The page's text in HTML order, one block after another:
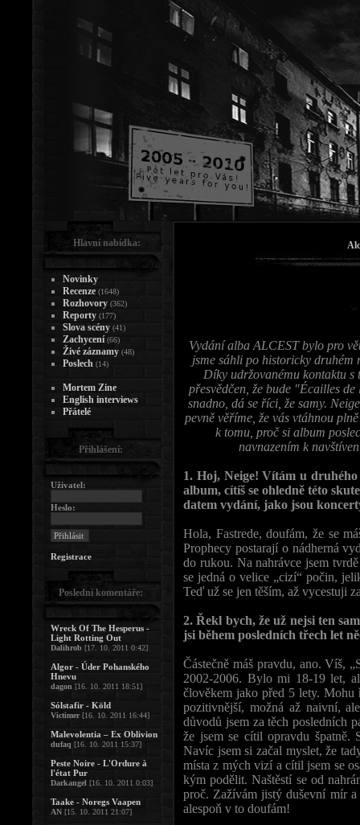
Vydání alba ALCEST bylo pro
jsme sáhli po historicky druhém
Díky udržovanému kontaktu
přesvědčen, že bude "Écailles
snadno, dá se říci, že samy.
pevně věříme, že vás vtáhnou
k tomu, proč si album
navnazením k
1. Hoj, Neige! Vítám u
album, cítíš se ohledně této
datem vydání, jako jsou
Hola, Fastrede, doufám, že se
Prophecy postarají o nádherná
do rukou. Na nahrávce jsem
se jedná o velice „cizí“ počin,
Teď už se jen těším, až vycestuji
2. Řekl bych, že už nejsi ten
jsi během posledních třech let
Částečně máš pravdu, ano. Víš,
2002-2006. Bylo mi 18-19 let,
člověkem jako před 5 lety. Mohu
pozitivnější, možná až naivní,
důvodů jsem za těch posledních
že jsem se cítil opravdu špatně.
Navíc jsem si začal myslet, že
místa z mých vizí a cítil jsem se
kým podělit. Naštěstí se od
proč. Zažívám jistý duševní mír
alespoň v to doufám!
Hlavní nabídka:
Novinky
Recenze (1648)
Rozhovory (362)
Reporty (177)
Slova scény (41)
Zachycení (66)
Živé záznamy (48)
Poslech (14)
Mortem Zine
English interviews
Přátelé
Přihlášení:
Uživatel:
Heslo:
Registrace
Poslední komentáře:
Wreck Of The Hesperus -
Light Rotting Out
Dalihrob [17. 10. 2011 0:42]
Algor - Úder Pohanského
Hnevu
dagon [16. 10. 2011 18:51]
Sólstafir - Köld
Victimer[16. 10. 2011 16:44]
Malevolentia – Ex Oblivion
dufaq [16. 10. 2011 15:37]
Peste Noire - L'Ordure à
l'état Pur
Darkangel [16. 10. 2011 0:03]
Taake - Noregs Vaapen
AN [15. 10. 2011 21:07]